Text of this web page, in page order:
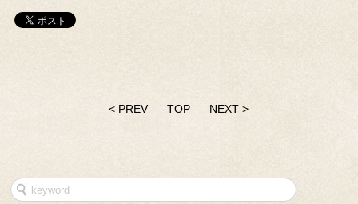
< PREV TOP NEXT >